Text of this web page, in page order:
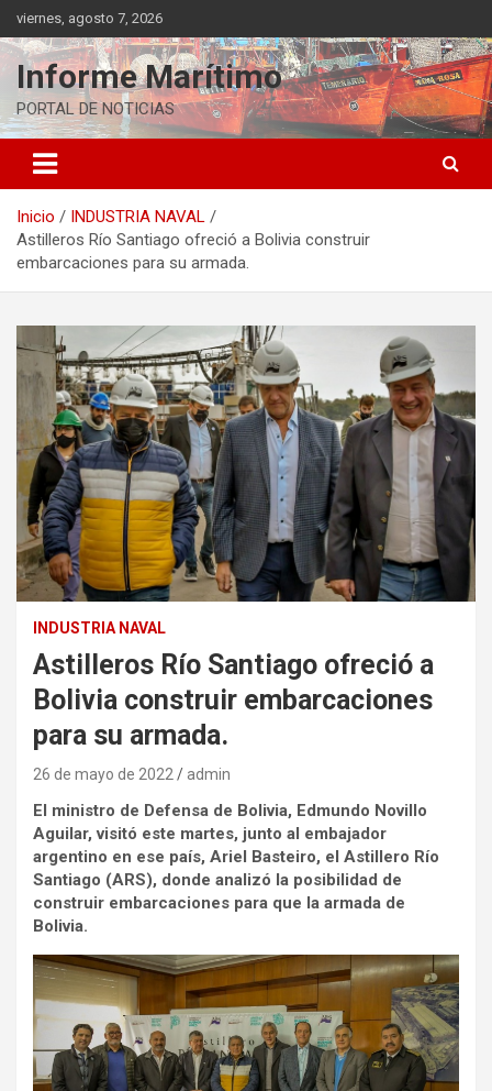
Saltar
al
contenido
viernes, agosto 7, 2026
Informe Marítimo
PORTAL DE NOTICIAS
Inicio
INDUSTRIA NAVAL
Astilleros Río Santiago ofreció a Bolivia construir
embarcaciones para su armada.
INDUSTRIA NAVAL
Astilleros Río Santiago ofreció a
Bolivia construir embarcaciones
para su armada.
26 de mayo de 2022 admin
El ministro de Defensa de Bolivia, Edmundo Novillo
Aguilar, visitó este martes, junto al embajador
argentino en ese país, Ariel Basteiro, el Astillero Río
Santiago (ARS), donde analizó la posibilidad de
construir embarcaciones para que la armada de
Bolivia.